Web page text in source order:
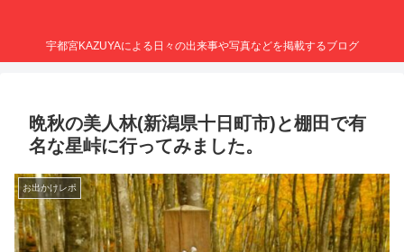
宇都宮KAZUYAによる日々の出来事や写真などを掲載するブログ
晩秋の美人林(新潟県十日町市)と棚田で有
名な星峠に行ってみました。
お出かけレポ